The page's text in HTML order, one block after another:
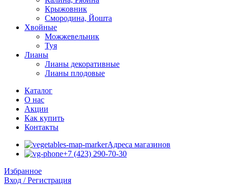
Крыжовник
Смородина, Йошта
Хвойные
Можжевельник
Туя
Лианы
Лианы декоративные
Лианы плодовые
Каталог
О нас
Акции
Как купить
Контакты
Адреса магазинов
+7 (423) 290-70-30
Избранное
Вход / Регистрация